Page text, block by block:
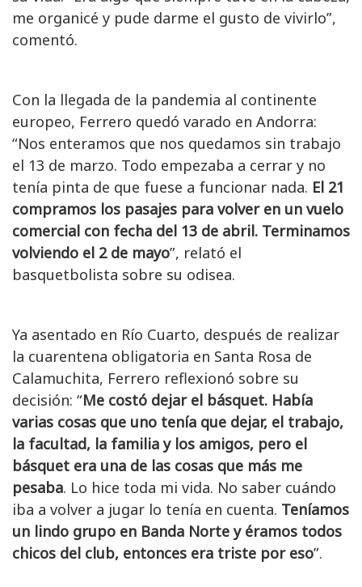
me organicé y pude darme el gusto de vivirlo”,
comentó.
Con la llegada de la pandemia al continente
europeo, Ferrero quedó varado en Andorra:
“Nos enteramos que nos quedamos sin trabajo
el 13 de marzo. Todo empezaba a cerrar y no
tenía pinta de que fuese a funcionar nada. El 21
compramos los pasajes para volver en un vuelo
comercial con fecha del 13 de abril. Terminamos
volviendo el 2 de mayo”, relató el
basquetbolista sobre su odisea.
Ya asentado en Río Cuarto, después de realizar
la cuarentena obligatoria en Santa Rosa de
Calamuchita, Ferrero reflexionó sobre su
decisión: “Me costó dejar el básquet. Había
varias cosas que uno tenía que dejar, el trabajo,
la facultad, la familia y los amigos, pero el
básquet era una de las cosas que más me
pesaba. Lo hice toda mi vida. No saber cuándo
iba a volver a jugar lo tenía en cuenta. Teníamos
un lindo grupo en Banda Norte y éramos todos
chicos del club, entonces era triste por eso”.